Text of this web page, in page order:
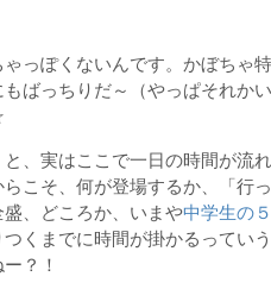
っぽくないんです。かぼちゃ
ばっちりだ～（やっぱそれか
、実はここで一日の時間が流
こそ、何が登場するか、「行
、どころか、いまや中学生の
くまでに時間が掛かるってい
？！